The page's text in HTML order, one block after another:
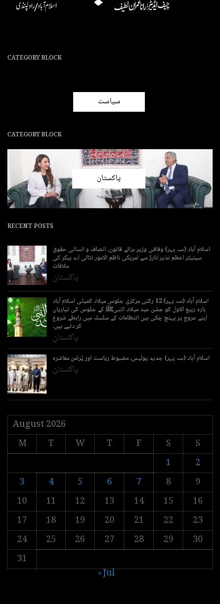
CATEGORY BLOCK
سیاست
CATEGORY BLOCK
پاکستان
RECENT POSTS
اسلام آباد (سہ پہر) وفاقی وزیر برائے قانون، انصاف و انسانی حقوق
سینیٹر اعظم نذیر تارڑ سے امریکی ناظم الامور نٹالی اے بیکر کی
ملاقات
پاکستان
اسلام آباد (سہ پہر) 12 رکنی مرکزی جلوس میلاد کمیٹی اسلام آباد
بارہ ربیع الاول کو جشن عید میلاد النبیﷺ کے جلوس کی تیاریاں
اپنے عروج پر پہنچ چکی ہیں انتظامات کے سلسلہ میں رابطے شروع
کر دئیے ہیں۔
پاکستان
اسلام آباد (سہ پہر) جدید پولیس، مضبوط ریاست اور پُرامن معاشرہ
پاکستان
August 2026
M
T W T F S
S
1
2
3
4 5 6 7 8
9
10
11 12 13 14 15
16
17
18 19 20 21 22
23
24
25 26 27 28 29
30
31
« Jul